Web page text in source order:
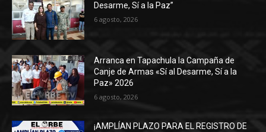
Desarme, Sí a la Paz”
6 agosto, 2026
Arranca en Tapachula la Campaña de
Canje de Armas «Sí al Desarme, Sí a la
Paz» 2026
6 agosto, 2026
¡AMPLÍAN PLAZO PARA EL REGISTRO DE